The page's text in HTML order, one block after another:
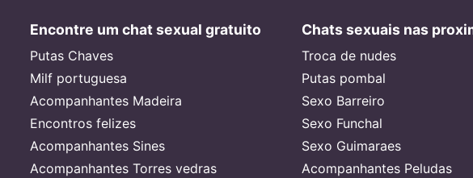
Encontre um chat sexual gratuito
Putas Chaves
Milf portuguesa
Acompanhantes Madeira
Encontros felizes
Acompanhantes Sines
Acompanhantes Torres vedras
Chats sexuais nas
Troca de nudes
Putas pombal
Sexo Barreiro
Sexo Funchal
Sexo Guimaraes
Acompanhantes Peludas